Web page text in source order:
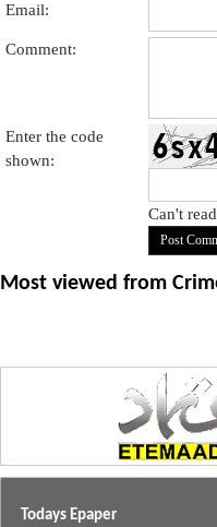
Email:
Comment:
Enter the code
shown:
Can't
Most viewed from
Todays Epaper